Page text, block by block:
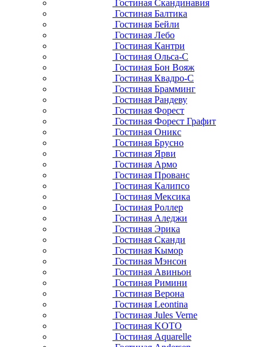
Гостиная Скандинавия
Гостиная Балтика
Гостиная Бейли
Гостиная Лебо
Гостиная Кантри
Гостиная Ольса-С
Гостиная Бон Вояж
Гостиная Квадро-С
Гостиная Брамминг
Гостиная Рандеву
Гостиная Форест
Гостиная Форест Графит
Гостиная Оникс
Гостиная Брусно
Гостиная Ярви
Гостиная Армо
Гостиная Прованс
Гостиная Калипсо
Гостиная Мексика
Гостиная Роллер
Гостиная Аледжи
Гостиная Эрика
Гостиная Сканди
Гостиная Кымор
Гостиная Мэнсон
Гостиная Авиньон
Гостиная Римини
Гостиная Верона
Гостиная Leontina
Гостиная Jules Verne
Гостиная KOTO
Гостиная Aquarelle